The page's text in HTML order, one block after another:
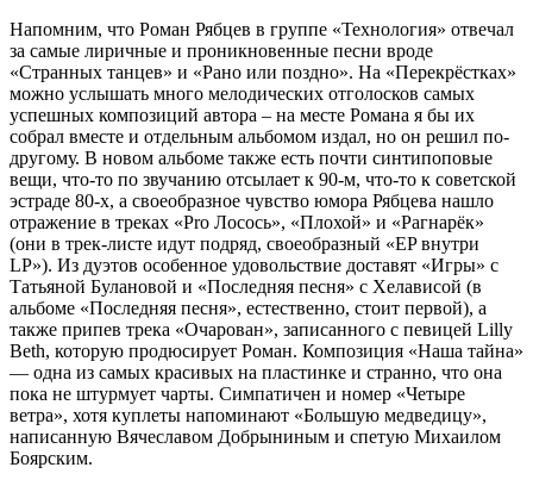
Напомним, что Роман Рябцев в группе «Технология» отвечал
за самые лиричные и проникновенные песни вроде
«Странных танцев» и «Рано или поздно». На «Перекрёстках»
можно услышать много мелодических отголосков самых
успешных композиций автора – на месте Романа я бы их
собрал вместе и отдельным альбомом издал, но он решил по-
другому. В новом альбоме также есть почти синтипоповые
вещи, что-то по звучанию отсылает к 90-м, что-то к советской
эстраде 80-х, а своеобразное чувство юмора Рябцева нашло
отражение в треках «Pro Лосось», «Плохой» и «Рагнарёк»
(они в трек-листе идут подряд, своеобразный «EP внутри
LP»). Из дуэтов особенное удовольствие доставят «Игры» с
Татьяной Булановой и «Последняя песня» с Хелависой (в
альбоме «Последняя песня», естественно, стоит первой), а
также припев трека «Очарован», записанного с певицей Lilly
Beth, которую продюсирует Роман. Композиция «Наша тайна»
— одна из самых красивых на пластинке и странно, что она
пока не штурмует чарты. Симпатичен и номер «Четыре
ветра», хотя куплеты напоминают «Большую медведицу»,
написанную Вячеславом Добрыниным и спетую Михаилом
Боярским.